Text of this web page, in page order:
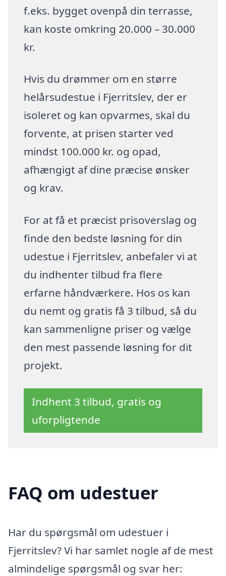
f.eks. bygget ovenpå din terrasse,
kan koste omkring 20.000 – 30.000
kr.
Hvis du drømmer om en større
helårsudestue i Fjerritslev, der er
isoleret og kan opvarmes, skal du
forvente, at prisen starter ved
mindst 100.000 kr. og opad,
afhængigt af dine præcise ønsker
og krav.
For at få et præcist prisoverslag og
finde den bedste løsning for din
udestue i Fjerritslev, anbefaler vi at
du indhenter tilbud fra flere
erfarne håndværkere. Hos os kan
du nemt og gratis få 3 tilbud, så du
kan sammenligne priser og vælge
den mest passende løsning for dit
projekt.
Indhent 3 tilbud, gratis og
uforpligtende
FAQ om udestuer
Har du spørgsmål om udestuer i
Fjerritslev? Vi har samlet nogle af de mest
almindelige spørgsmål og svar her: